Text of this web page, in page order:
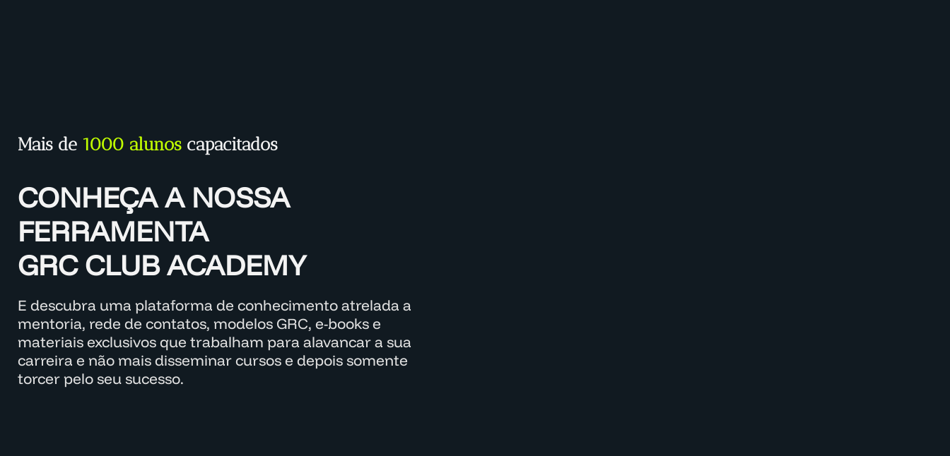
Mais de 1000 alunos capacitados
CONHEÇA A NOSSA
FERRAMENTA
GRC CLUB ACADEMY
E descubra uma plataforma de conhecimento atrelada a
mentoria, rede de contatos, modelos GRC, e-books e
materiais exclusivos que trabalham para alavancar a sua
carreira e não mais disseminar cursos e depois somente
torcer pelo seu sucesso.